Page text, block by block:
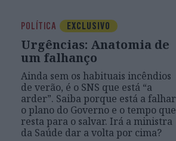
POLÍTICA EXCLUSIVO
Urgências: Anatomia de
um falhanço
Ainda sem os habituais incêndios
de verão, é o SNS que está “a
arder”. Saiba porque está a falhar
o plano do Governo e o tempo que
resta para o salvar. Irá a ministra
da Saúde dar a volta por cima?